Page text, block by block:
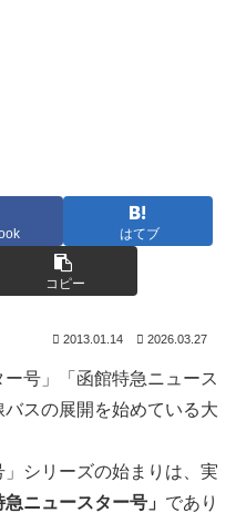
はてブ
コピー
2013.01.14 2026.03.27
号」「函館特急ニュース
スの展開を始めている大
シリーズの始まりは、実
急ニュースター号」 であり